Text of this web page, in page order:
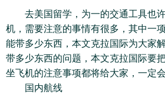
去美国留学，为一的交通工具也许
机，需要注意的事情有很多，其中一
能带多少东西，本文克拉国际为大家
带多少东西的问题，本文克拉国际要
坐飞机的注意事项都将给大家，一定
国内航线